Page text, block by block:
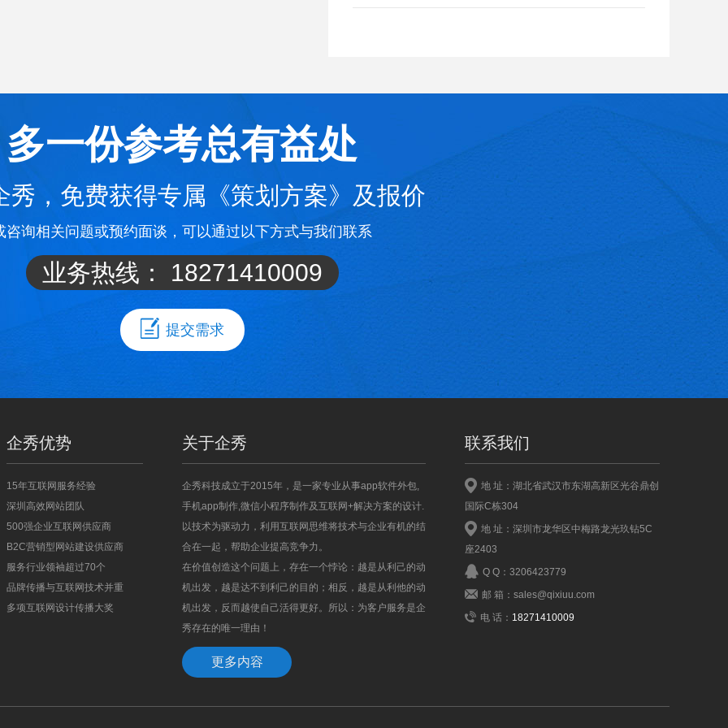
多一份参考总有益处
秀，免费获得专属《策划方案》及报价
咨询相关问题或预约面谈，可以通过以下方式与我们联系
业务热线： 18271410009
提交需求
企秀优势
15年互联网服务经验
深圳高效网站团队
500强企业互联网供应商
B2C营销型网站建设供应商
服务行业领袖超过70个
品牌传播与互联网技术并重
多项互联网设计传播大奖
关于企秀
企秀科技成立于2015年，是一家专业从事app软件外包,
手机app制作,微信小程序制作及互联网+解决方案的设计.
以技术为驱动力，利用互联网思维将技术与企业有机的结
合在一起，帮助企业提高竞争力。
在价值创造这个问题上，存在一个悖论：越是从利己的动
机出发，越是达不到利己的目的；相反，越是从利他的动
机出发，反而越使自己活得更好。所以：为客户服务是企
秀存在的唯一理由！
更多内容
联系我们
地 址：湖北省武汉市东湖高新区光谷鼎创
国际C栋304
地 址：深圳市龙华区中梅路龙光玖钻5C
座2403
Q Q：3206423779
邮 箱：sales@qixiuu.com
电 话： 18271410009